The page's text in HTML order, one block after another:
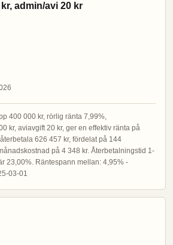
admin/avi 20 kr
400 000 kr, rörlig ränta 7,99%,
kr, aviavgift 20 kr, ger en effektiv ränta på
626 457 kr, fördelat på 144
på 4 348 kr. Återbetalningstid 1-
23,00%. Räntespann mellan: 4,95% -
03-01